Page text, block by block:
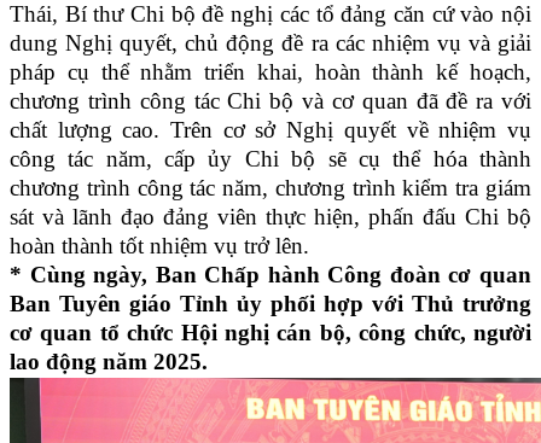
Thái, Bí thư Chi bộ đề nghị các tổ đảng căn cứ vào nội
dung Nghị quyết, chủ động đề ra các nhiệm vụ và giải
pháp cụ thể nhằm triển khai, hoàn thành kế hoạch,
chương trình công tác Chi bộ và cơ quan đã đề ra với
chất lượng cao. Trên cơ sở Nghị quyết về nhiệm vụ
công tác năm, cấp ủy Chi bộ sẽ cụ thể hóa thành
chương trình công tác năm, chương trình kiểm tra giám
sát và lãnh đạo đảng viên thực hiện, phấn đấu Chi bộ
hoàn thành tốt nhiệm vụ trở lên.
* Cùng ngày, Ban Chấp hành Công đoàn cơ quan
Ban Tuyên giáo Tỉnh ủy phối hợp với Thủ trưởng
cơ quan tổ chức Hội nghị cán bộ, công chức, người
lao động năm 2025.